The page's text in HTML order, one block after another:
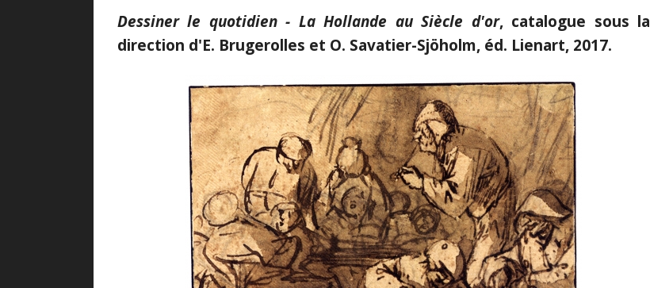
Dessiner le quotidien - La Hollande au Siècle d'or, catalogue sous la
direction d'E. Brugerolles et O. Savatier-Sjöholm, éd. Lienart, 2017.